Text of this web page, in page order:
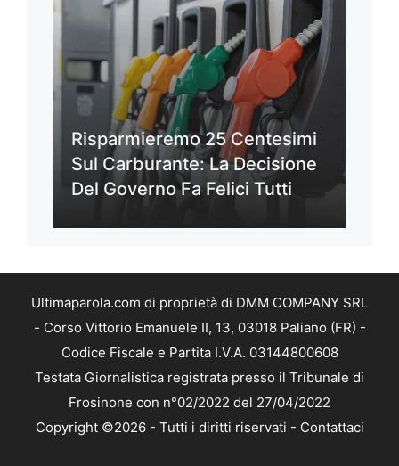
Risparmieremo 25 Centesimi
Sul Carburante: La Decisione
Del Governo Fa Felici Tutti
Ultimaparola.com di proprietà di DMM COMPANY SRL
- Corso Vittorio Emanuele II, 13, 03018 Paliano (FR) -
Codice Fiscale e Partita I.V.A. 03144800608
Testata Giornalistica registrata presso il Tribunale di
Frosinone con n°02/2022 del 27/04/2022
Copyright ©2026 - Tutti i diritti riservati - Contattaci